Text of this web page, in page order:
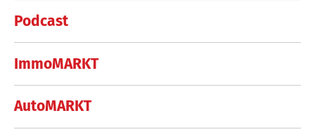
Podcast
ImmoMARKT
AutoMARKT